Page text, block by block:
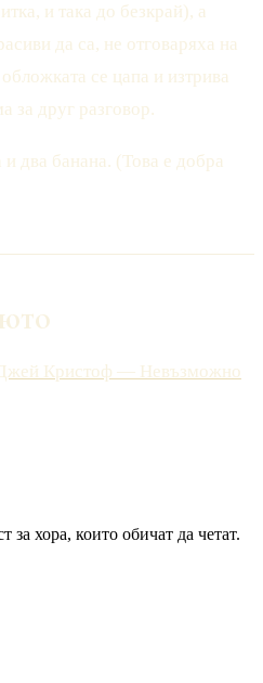
и така до безкрай), а
да са, не отговаряха на
се цапа и изтрива
за друг разговор.
и два банана. (Това е добра
Кристоф — Невъзможно
хора, които обичат да четат.